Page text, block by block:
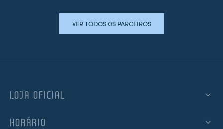
VER TODOS OS PARCEIROS
LOJA OFICIAL
HORÁRIO